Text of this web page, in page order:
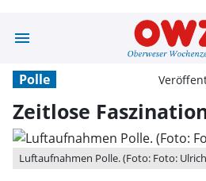
menu
Polle
Zeitlose
Luftaufnahmen Polle. (Foto: Foto: